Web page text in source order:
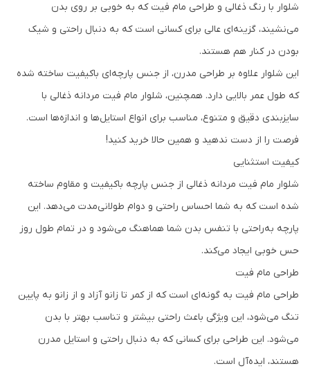
شلوار با رنگ ذغالی و طراحی مام فیت که به خوبی بر روی بدن
می‌نشیند، گزینه‌ای عالی برای کسانی است که به دنبال راحتی و شیک
بودن در کنار هم هستند.
این شلوار علاوه بر طراحی مدرن، از جنس پارچه‌ای باکیفیت ساخته شده
که طول عمر بالایی دارد. همچنین، شلوار مام فیت مردانه ذغالی با
سایزبندی دقیق و متنوع، مناسب برای انواع استایل‌ها و اندازه‌ها است.
فرصت را از دست ندهید و همین حالا خرید کنید!
کیفیت استثنایی
شلوار مام فیت مردانه ذغالی از جنس پارچه باکیفیت و مقاوم ساخته
شده است که به شما احساس راحتی و دوام طولانی‌مدت می‌دهد. این
پارچه به‌راحتی با تنفس بدن شما هماهنگ می‌شود و در تمام طول روز
حس خوبی ایجاد می‌کند.
طراحی مام فیت
طراحی مام فیت به گونه‌ای است که از کمر تا زانو آزاد و از زانو به پایین
تنگ می‌شود، این ویژگی باعث راحتی بیشتر و تناسب بهتر با بدن
می‌شود. این طراحی برای کسانی که به دنبال راحتی و استایل مدرن
هستند، ایده‌آل است.